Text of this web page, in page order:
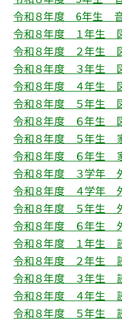
令和８年度 6年生
令和８年度 １年生
令和８年度 ２年生
令和８年度 ３年生
令和８年度 ４年生
令和８年度 ５年生
令和８年度 ６年生
令和８年度 ５年生
令和８年度 ６年生
令和８年度 ３学年
令和８年度 ４学年
令和８年度 ５年生
令和８年度 ６年生
令和８年度 １年生
令和８年度 ２年生
令和８年度 ３年生
令和８年度 ４年生
令和８年度 ５年生